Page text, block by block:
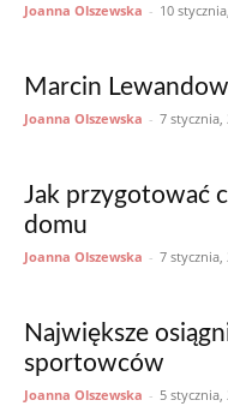
Joanna Olszewska - 10
Marcin
Joanna Olszewska - 7 stycznia,
Jak przygotować
domu
Joanna Olszewska - 7 stycznia,
Największe
sportowców
Joanna Olszewska - 5 stycznia,